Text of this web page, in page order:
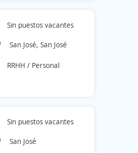
Sin puestos vacantes
San José, San José
RRHH / Personal
Sin puestos vacantes
San José